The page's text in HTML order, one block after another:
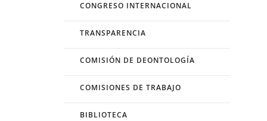
CONGRESO INTERNACIONAL
TRANSPARENCIA
COMISIÓN DE DEONTOLOGÍA
COMISIONES DE TRABAJO
BIBLIOTECA